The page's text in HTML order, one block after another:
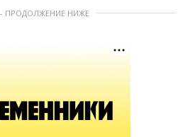
ПРОДОЛЖЕНИЕ НИЖЕ